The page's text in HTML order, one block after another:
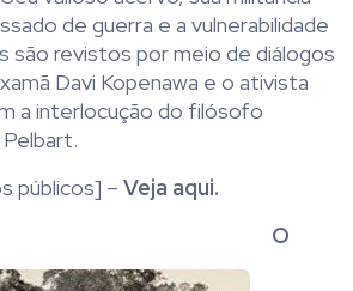
de guerra e a vulnerabilidade
são revistos por meio de diálogos
Davi Kopenawa e o ativista
a interlocução do filósofo
públicos] – Veja aqui.
O